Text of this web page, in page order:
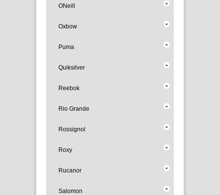
ONeill
Oxbow
Puma
Quiksilver
Reebok
Rio Grande
Rossignol
Roxy
Rucanor
Salomon